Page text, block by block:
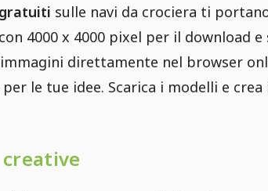
sulle navi da crociera ti
4000 x 4000 pixel per il download e
direttamente nel browser
le tue idee. Scarica i modelli e